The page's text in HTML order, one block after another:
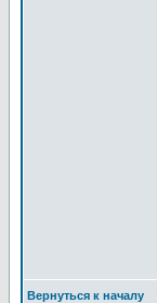
Вернуться к началу